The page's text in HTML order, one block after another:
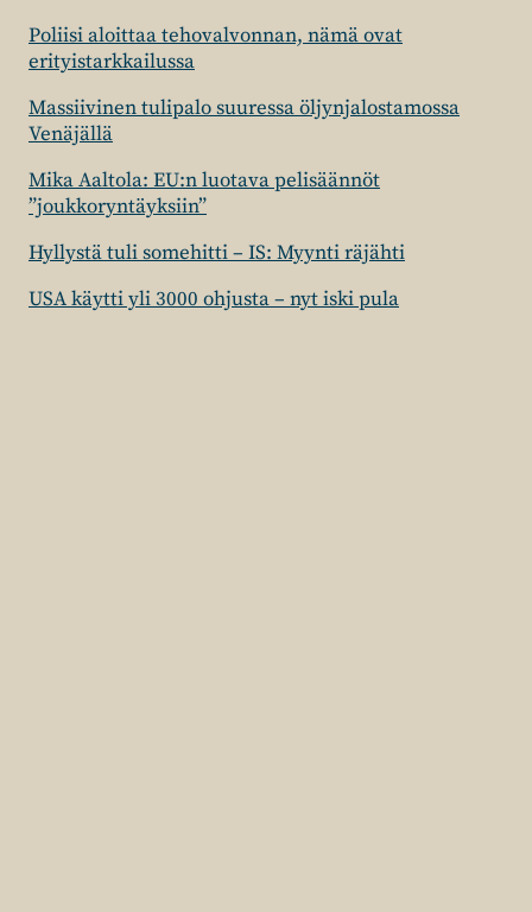
Poliisi aloittaa tehovalvonnan, nämä ovat
erityistarkkailussa
Massiivinen tulipalo suuressa öljynjalostamossa
Venäjällä
Mika Aaltola: EU:n luotava pelisäännöt
”joukkoryntäyksiin”
Hyllystä tuli somehitti – IS: Myynti räjähti
USA käytti yli 3000 ohjusta – nyt iski pula